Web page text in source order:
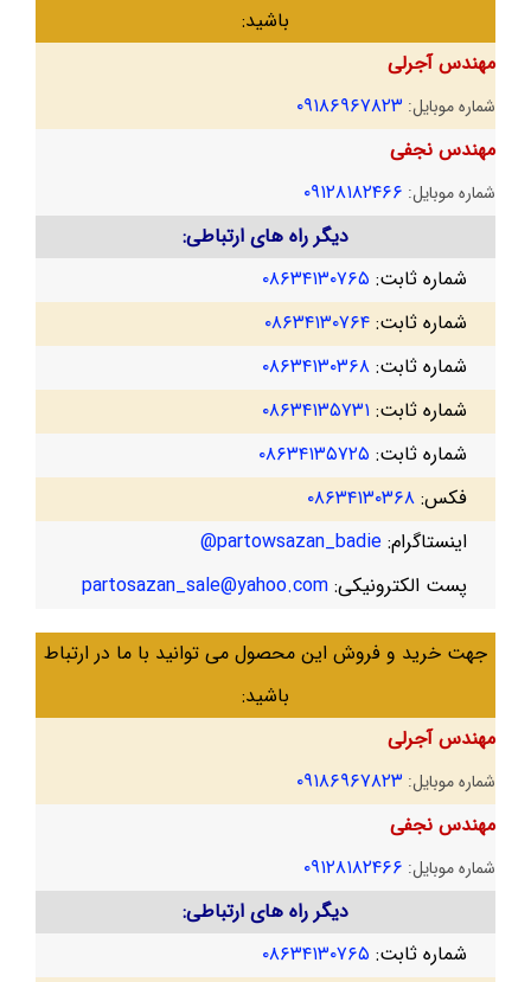
باشید:
مهندس آجرلی
شماره موبایل: ۰۹۱۸۶۹۶۷۸۲۳
مهندس نجفی
شماره موبایل: ۰۹۱۲۸۱۸۲۴۶۶
دیگر راه های ارتباطی:
شماره ثابت: ۰۸۶۳۴۱۳۰۷۶۵
شماره ثابت: ۰۸۶۳۴۱۳۰۷۶۴
شماره ثابت: ۰۸۶۳۴۱۳۰۳۶۸
شماره ثابت: ۰۸۶۳۴۱۳۵۷۳۱
شماره ثابت: ۰۸۶۳۴۱۳۵۷۲۵
فکس: ۰۸۶۳۴۱۳۰۳۶۸
اینستاگرام: partowsazan_badie@
پست الکترونیکی: partosazan_sale@yahoo.com
جهت خرید و فروش این محصول می توانید با ما در ارتباط
باشید:
مهندس آجرلی
شماره موبایل: ۰۹۱۸۶۹۶۷۸۲۳
مهندس نجفی
شماره موبایل: ۰۹۱۲۸۱۸۲۴۶۶
دیگر راه های ارتباطی:
شماره ثابت: ۰۸۶۳۴۱۳۰۷۶۵